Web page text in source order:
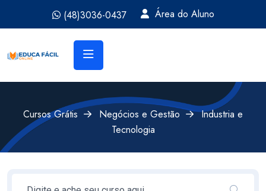
(48)3036-0437 Área do Aluno
Cursos Grátis Negócios e Gestão
Industria e
Tecnologia